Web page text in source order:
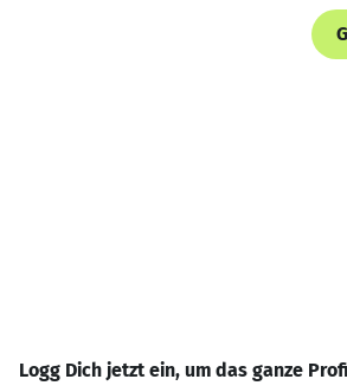
Logg Dich jetzt ein, um das ganze